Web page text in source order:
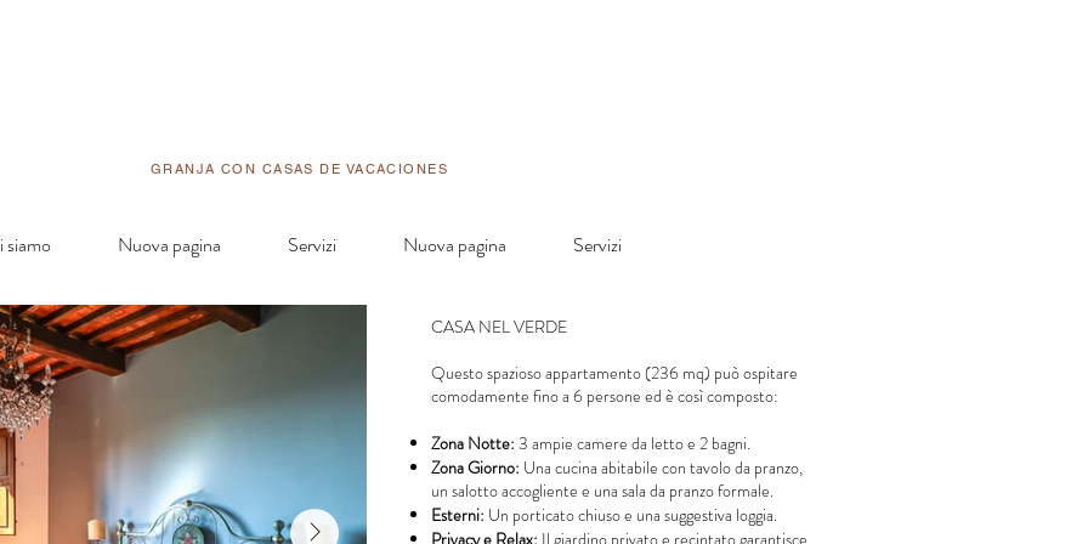
GRANJA CON CASAS DE VACACIONES
siamo Nuova pagina Servizi Nuova pagina Servizi
CASA NEL VERDE
Questo spazioso appartamento (236 mq) può ospitare
comodamente fino a 6 persone ed è così composto:
Zona Notte: 3 ampie camere da letto e 2 bagni.
Zona Giorno: Una cucina abitabile con tavolo da pranzo,
un salotto accogliente e una sala da pranzo formale.
Esterni: Un porticato chiuso e una suggestiva loggia.
Privacy e Relax: Il giardino privato e recintato garantisce